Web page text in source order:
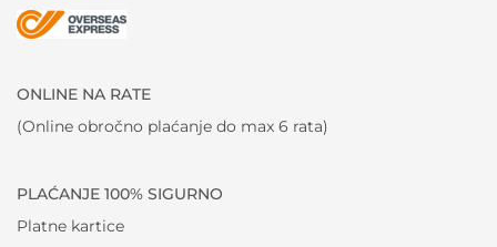
ONLINE NA RATE
(Online obročno plaćanje do max 6 rata)
PLAĆANJE 100% SIGURNO
Platne kartice